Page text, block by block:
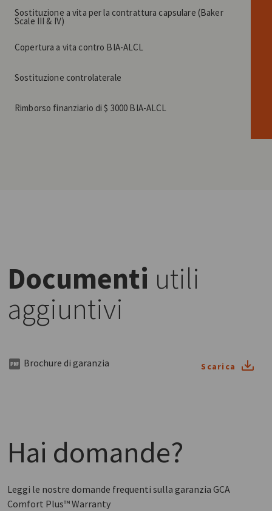
Sostituzione a vita per la contrattura capsulare (Baker
Scale III & IV)
Copertura a vita contro BIA-ALCL
Sostituzione controlaterale
Rimborso finanziario di $ 3000 BIA-ALCL
Documenti utili
aggiuntivi
Brochure di garanzia Scarica
Hai domande?
Leggi le nostre domande frequenti sulla garanzia GCA
Comfort Plus™ Warranty